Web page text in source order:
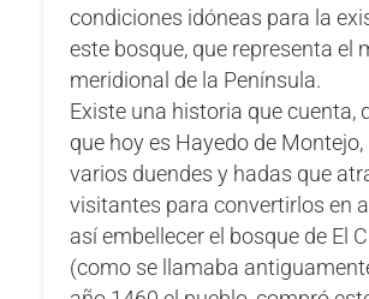
condiciones idóneas para la
este bosque, que representa el
meridional de la Península.
Existe una historia que cuenta,
que hoy es Hayedo de
varios duendes y hadas que
visitantes para convertirlos en
así embellecer el bosque de El
(como se llamaba